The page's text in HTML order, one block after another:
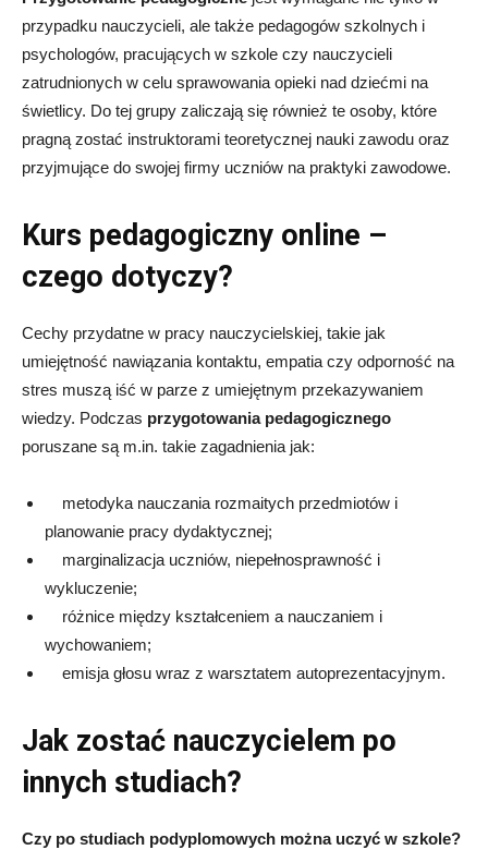
przypadku nauczycieli, ale także pedagogów szkolnych i
psychologów, pracujących w szkole czy nauczycieli
zatrudnionych w celu sprawowania opieki nad dziećmi na
świetlicy. Do tej grupy zaliczają się również te osoby, które
pragną zostać instruktorami teoretycznej nauki zawodu oraz
przyjmujące do swojej firmy uczniów na praktyki zawodowe.
Kurs pedagogiczny online –
czego dotyczy?
Cechy przydatne w pracy nauczycielskiej, takie jak
umiejętność nawiązania kontaktu, empatia czy odporność na
stres muszą iść w parze z umiejętnym przekazywaniem
wiedzy. Podczas przygotowaniapedagogicznego
poruszane są m.in. takie zagadnienia jak:
metodyka nauczania rozmaitych przedmiotów i
planowanie pracy dydaktycznej;
marginalizacja uczniów, niepełnosprawność i
wykluczenie;
różnice między kształceniem a nauczaniem i
wychowaniem;
emisja głosu wraz z warsztatem autoprezentacyjnym.
Jak zostać nauczycielem po
innych studiach?
Czy po studiach podyplomowych można uczyć w szkole?